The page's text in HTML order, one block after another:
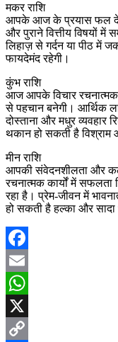
मकर राशि
आपके आज के प्रयास फल दे
और पुराने वित्तीय विषयों में
लिहाज़ से गर्दन या पीठ में
फायदेमंद रहेगी।
कुंभ राशि
आज आपके विचार रचनात्मक
से पहचान बनेगी। आर्थिक
दोस्ताना और मधुर व्यवहार
थकान हो सकती है
मीन राशि
आपकी संवेदनशीलता और
रचनात्मक कार्यों में
रहा है। प्रेम‑जीवन में
हो सकती है हल्का और
Facebook
Email
WhatsApp
X